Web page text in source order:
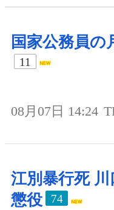
国家公務員の
11
08月07日 14:24
江別暴行死
懲役
74